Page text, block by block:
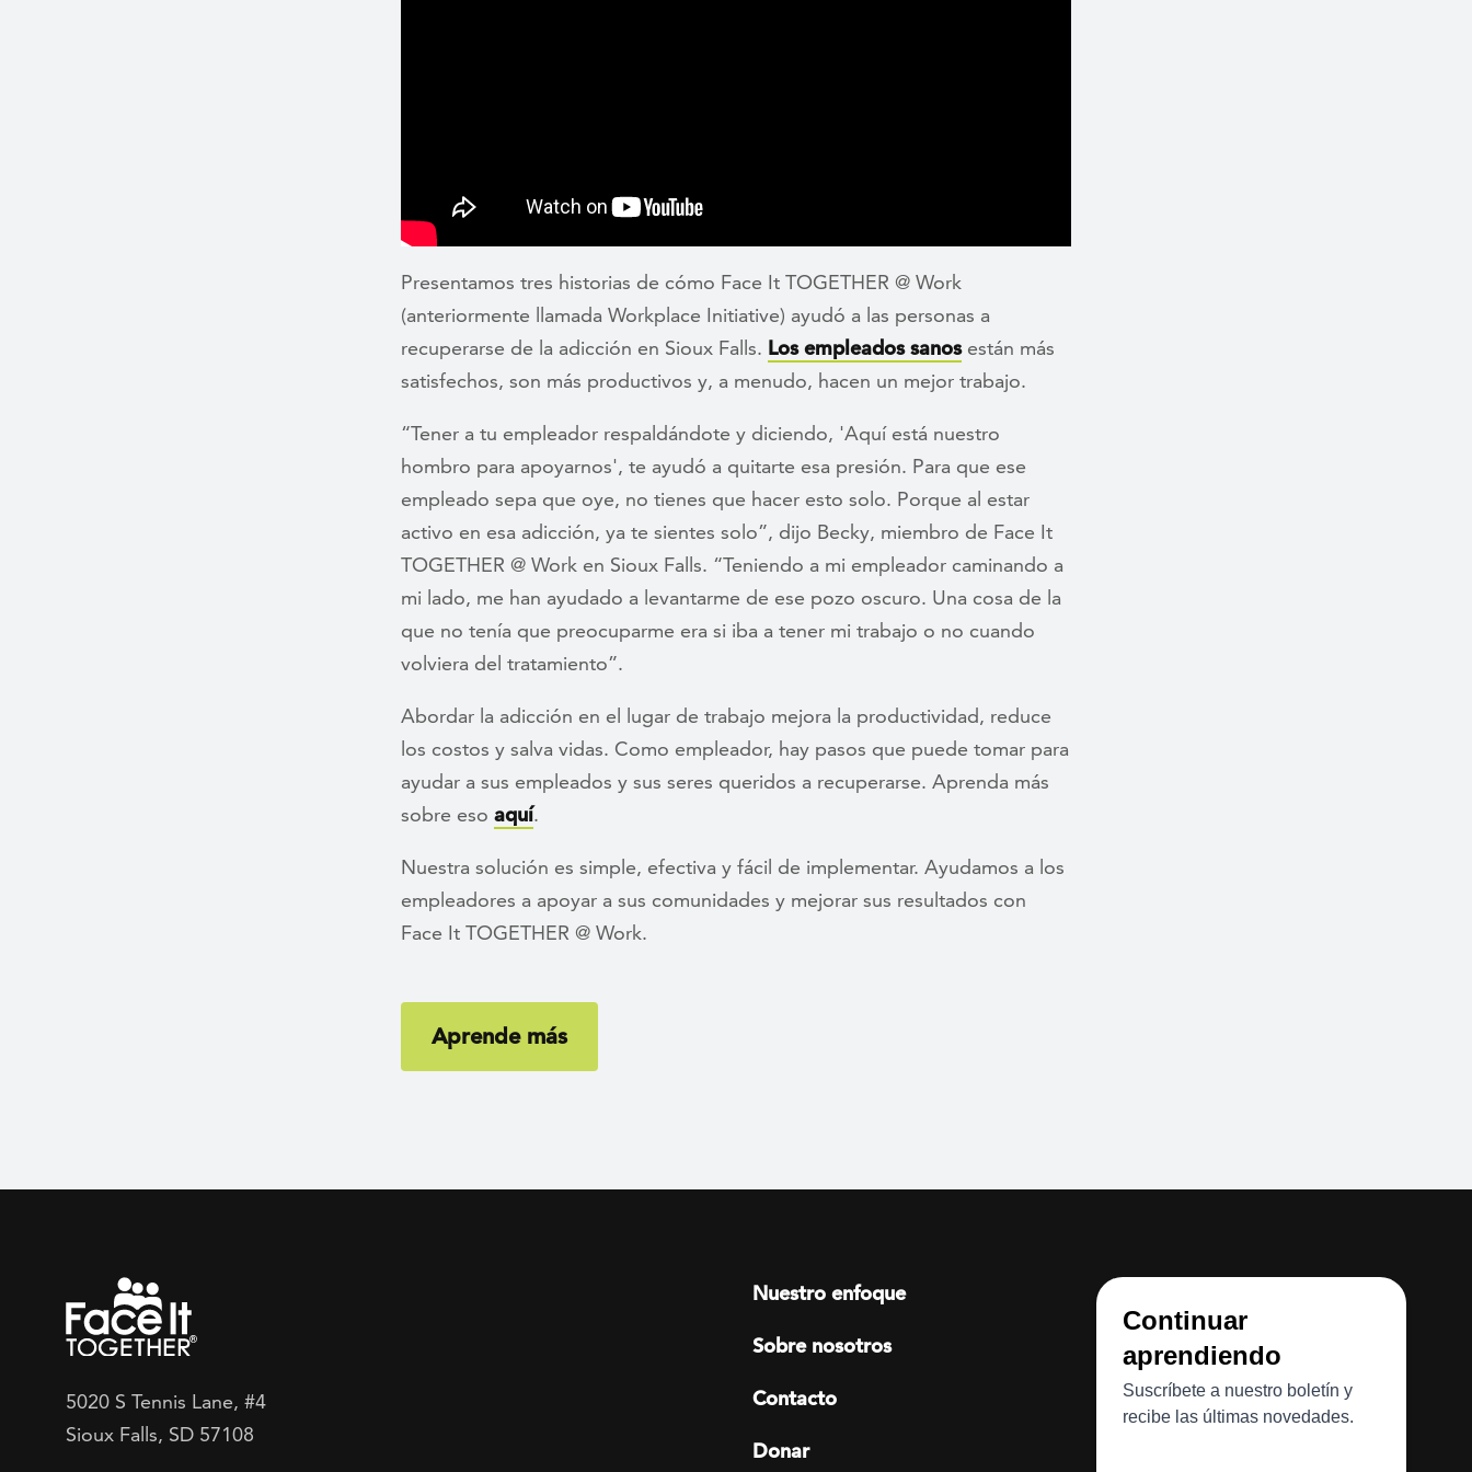
Presentamos tres historias de cómo Face It TOGETHER @ Work
(anteriormente llamada Workplace Initiative) ayudó a las personas a
recuperarse de la adicción en Sioux Falls. Los empleados sanosestán más
satisfechos, son más productivos y, a menudo, hacen un mejor trabajo.
“Tener a tu empleador respaldándote y diciendo, 'Aquí está nuestro
hombro para apoyarnos', te ayudó a quitarte esa presión. Para que ese
empleado sepa que oye, no tienes que hacer esto solo. Porque al estar
activo en esa adicción, ya te sientes solo”, dijo Becky, miembro de Face It
TOGETHER @ Work en Sioux Falls. “Teniendo a mi empleador caminando a
mi lado, me han ayudado a levantarme de ese pozo oscuro. Una cosa de la
que no tenía que preocuparme era si iba a tener mi trabajo o no cuando
volviera del tratamiento”.
Abordar la adicción en el lugar de trabajo mejora la productividad, reduce
los costos y salva vidas. Como empleador, hay pasos que puede tomar para
ayudar a sus empleados y sus seres queridos a recuperarse. Aprenda más
sobre eso aquí.
Nuestra solución es simple, efectiva y fácil de implementar. Ayudamos a los
empleadores a apoyar a sus comunidades y mejorar sus resultados con
Face It TOGETHER @ Work.
Aprende más
5020 S Tennis Lane, #4
Sioux Falls, SD 57108
Footer menu
Nuestro enfoque
Sobre nosotros
Contacto
Donar